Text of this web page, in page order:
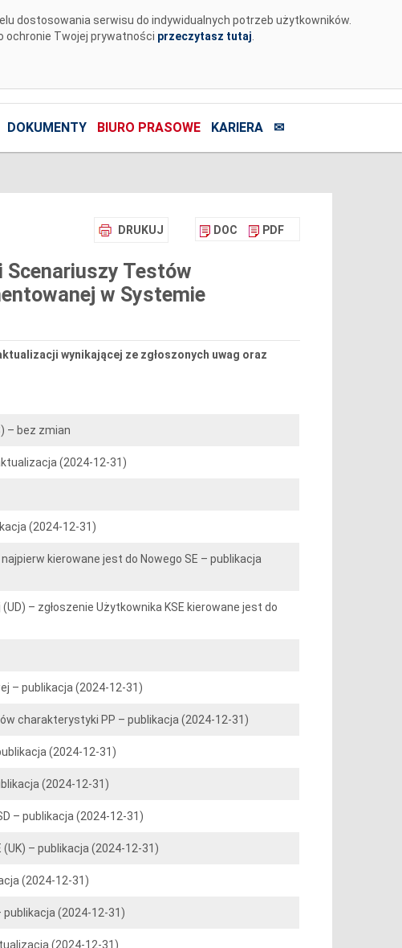
dostosowania serwisu do indywidualnych potrzeb użytkowników.
ochronie Twojej prywatności przeczytasz tutaj
DOKUMENTY BIURO PRASOWE KARIERA ✉
DRUKUJ DOC PDF
Scenariuszy Testów
w Systemie
wynikającej ze zgłoszonych uwag oraz
– bez zmian
(2024-12-31)
(2024-12-31)
kierowane jest do Nowego SE – publikacja
– zgłoszenie Użytkownika KSE kierowane jest do
– publikacja (2024-12-31)
charakterystyki PP – publikacja (2024-12-31)
(2024-12-31)
(2024-12-31)
– publikacja (2024-12-31)
– publikacja (2024-12-31)
(2024-12-31)
(2024-12-31)
(2024-12-31)